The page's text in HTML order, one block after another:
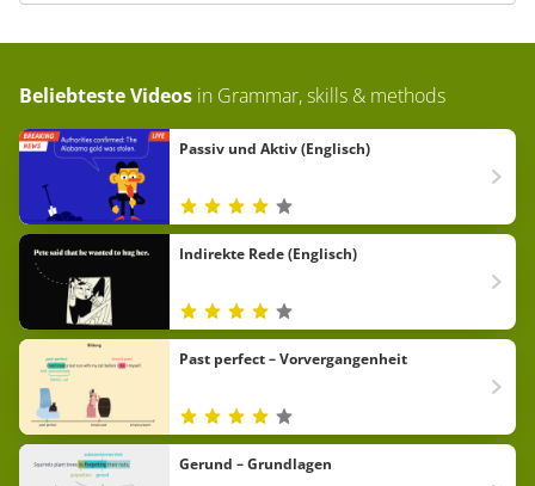
Beliebteste Videos in Grammar, skills & methods
Passiv und Aktiv (Englisch)
Indirekte Rede (Englisch)
Past perfect – Vorvergangenheit
Gerund – Grundlagen